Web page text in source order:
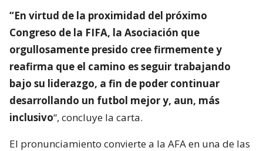
“En virtud de la proximidad del próximo
Congreso de la FIFA, la Asociación que
orgullosamente presido cree firmemente y
reafirma que el camino es seguir trabajando
bajo su liderazgo, a fin de poder continuar
desarrollando un futbol mejor y, aun, más
inclusivo“, concluye la carta.
El pronunciamiento convierte a la AFA en una de las